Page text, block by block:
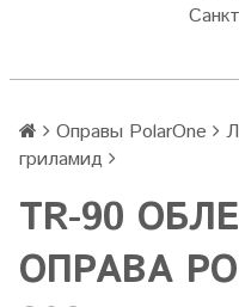
Оправы PolarOne
гриламид
TR-90
ОПРАВА